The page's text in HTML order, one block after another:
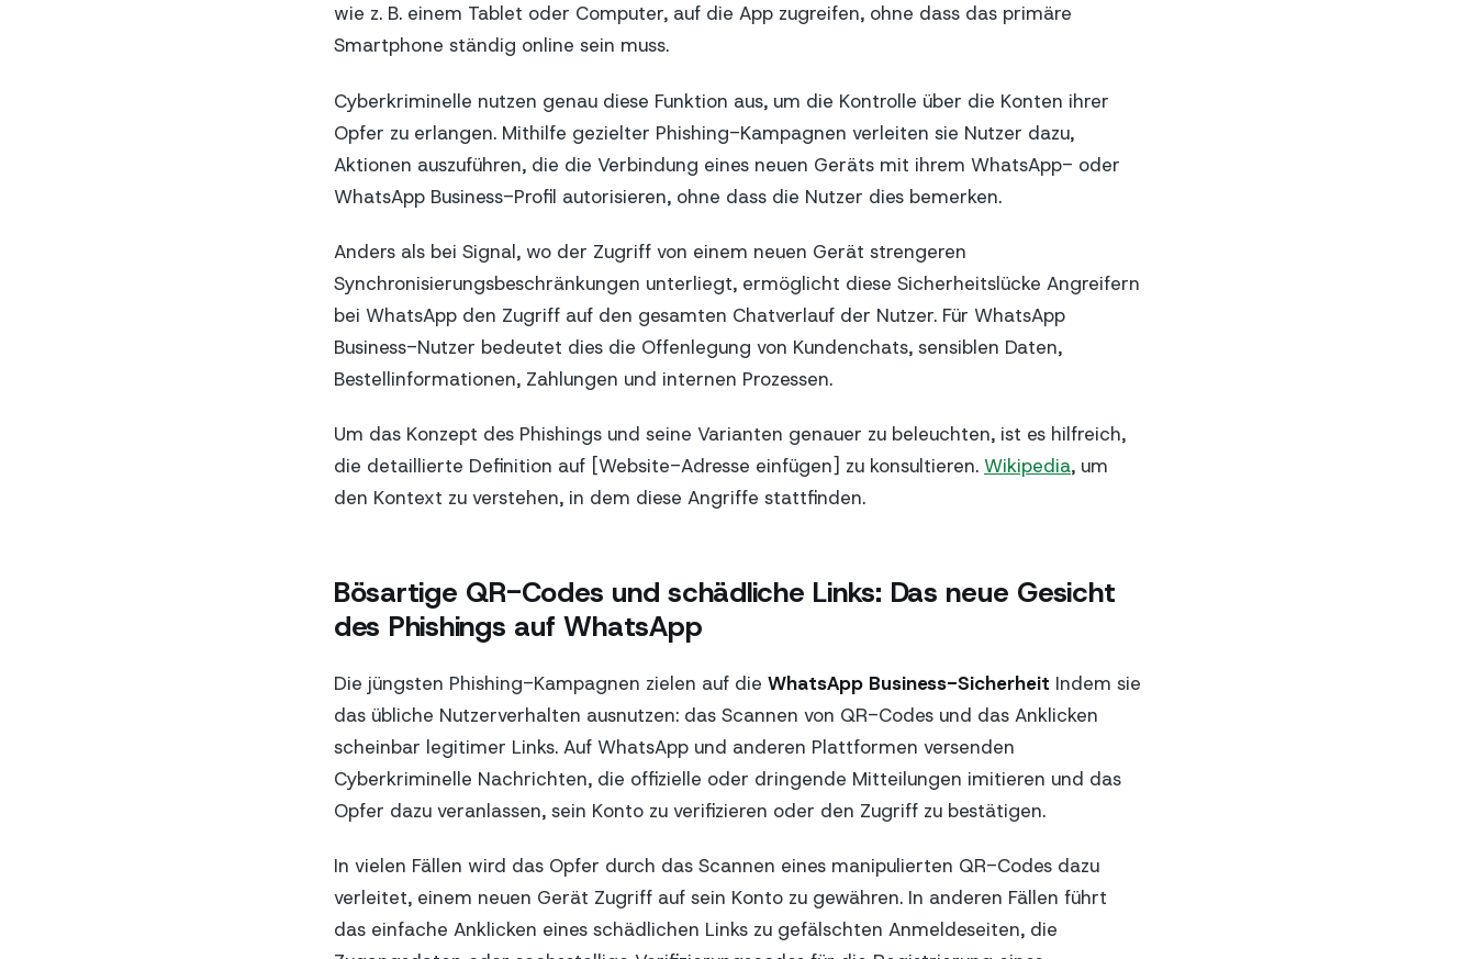
wie z. B. einem Tablet oder Computer, auf die App zugreifen, ohne dass das primäre
Smartphone ständig online sein muss.
Cyberkriminelle nutzen genau diese Funktion aus, um die Kontrolle über die Konten ihrer
Opfer zu erlangen. Mithilfe gezielter Phishing-Kampagnen verleiten sie Nutzer dazu,
Aktionen auszuführen, die die Verbindung eines neuen Geräts mit ihrem WhatsApp- oder
WhatsApp Business-Profil autorisieren, ohne dass die Nutzer dies bemerken.
Anders als bei Signal, wo der Zugriff von einem neuen Gerät strengeren
Synchronisierungsbeschränkungen unterliegt, ermöglicht diese Sicherheitslücke Angreifern
bei WhatsApp den Zugriff auf den gesamten Chatverlauf der Nutzer. Für WhatsApp
Business-Nutzer bedeutet dies die Offenlegung von Kundenchats, sensiblen Daten,
Bestellinformationen, Zahlungen und internen Prozessen.
Um das Konzept des Phishings und seine Varianten genauer zu beleuchten, ist es hilfreich,
die detaillierte Definition auf [Website-Adresse einfügen] zu konsultieren. Wikipedia, um
den Kontext zu verstehen, in dem diese Angriffe stattfinden.
Bösartige QR-Codes und schädliche Links: Das neue Gesicht
des Phishings auf WhatsApp
Die jüngsten Phishing-Kampagnen zielen auf die WhatsApp Business-Sicherheit Indem sie
das übliche Nutzerverhalten ausnutzen: das Scannen von QR-Codes und das Anklicken
scheinbar legitimer Links. Auf WhatsApp und anderen Plattformen versenden
Cyberkriminelle Nachrichten, die offizielle oder dringende Mitteilungen imitieren und das
Opfer dazu veranlassen, sein Konto zu verifizieren oder den Zugriff zu bestätigen.
In vielen Fällen wird das Opfer durch das Scannen eines manipulierten QR-Codes dazu
verleitet, einem neuen Gerät Zugriff auf sein Konto zu gewähren. In anderen Fällen führt
das einfache Anklicken eines schädlichen Links zu gefälschten Anmeldeseiten, die